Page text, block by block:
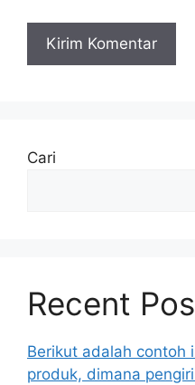
Cari
Recent
Berikut adalah contoh
produk, dimana